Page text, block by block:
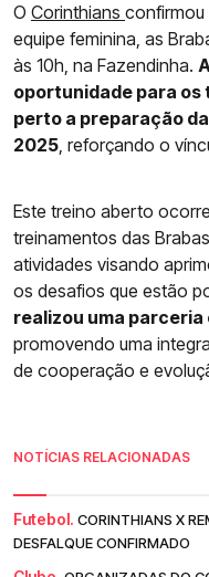
O Corinthians confirmou
equipe feminina, as
às 10h, na Fazendinha.
oportunidade para
perto a preparação
2025, reforçando o
Este treino aberto
treinamentos das
atividades visando
os desafios que estão
realizou uma parceria
promovendo uma
de cooperação e
NOTÍCIAS RELACIONADAS
Futebol. CORINTHIANS X
DESFALQUE CONFIRMADO